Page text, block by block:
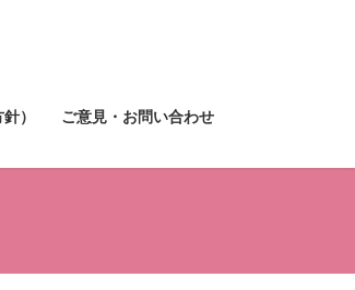
） ご意見・お問い合わせ